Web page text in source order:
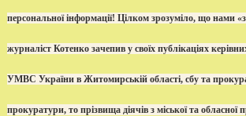
персональної інформації! Цілком зрозуміло, що нами
журналіст Котенко зачепив у своїх публікаціях
УМВС України в Житомирській області, сбу та
прокуратури, то прізвища діячів з міської та обласної